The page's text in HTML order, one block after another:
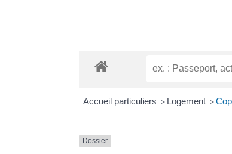
Accueil particuliers > Logement >
Dossier